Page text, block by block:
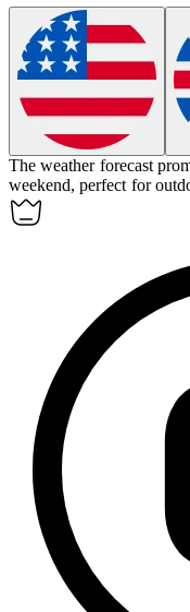
The weather forecast
weekend, perfect for